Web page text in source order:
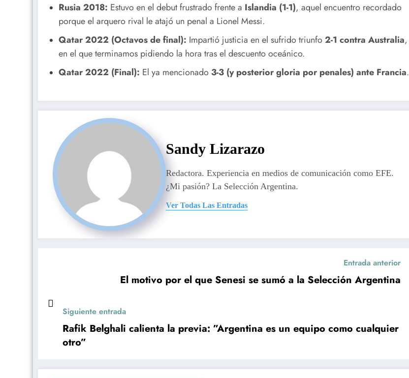
Rusia 2018: Estuvo en el debut frustrado frente a Islandia (1-1), aquel encuentro recordado
porque el arquero rival le atajó un penal a Lionel Messi.
Qatar 2022 (Octavos de final): Impartió justicia en el sufrido triunfo2-1 contra Australia,
en el que terminamos pidiendo la hora tras el descuento oceánico.
Qatar 2022 (Final): El ya mencionado 3-3 (y posterior gloria por penales) ante Francia.
Sandy Lizarazo
Redactora. Experiencia en medios de comunicación como EFE.
¿Mi pasión? La Selección Argentina.
Ver Todas Las Entradas
Entrada anterior
El motivo por el que Senesi se sumó a la Selección Argentina
Siguiente entrada
Rafik Belghali calienta la previa: ”Argentina es un equipo como cualquier
otro”